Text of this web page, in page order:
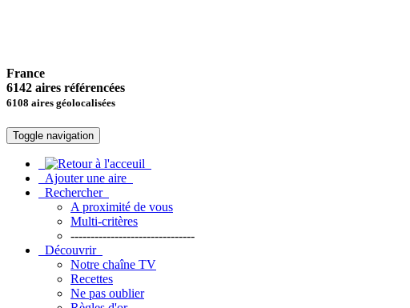
France
6142 aires référencées
6108 aires géolocalisées
Toggle navigation
Ajouter une aire
Rechercher
A proximité de vous
Multi-critères
-------------------------------
Découvrir
Notre chaîne TV
Recettes
Ne pas oublier